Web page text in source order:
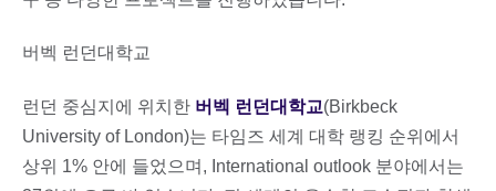
버벡 런던대학교
런던 중심지에 위치한 버벡 런던대학교(Birkbeck
University of London)는 타임즈 세계 대학 랭킹 순위에서
상위 1% 안에 들었으며, International outlook 분야에서는